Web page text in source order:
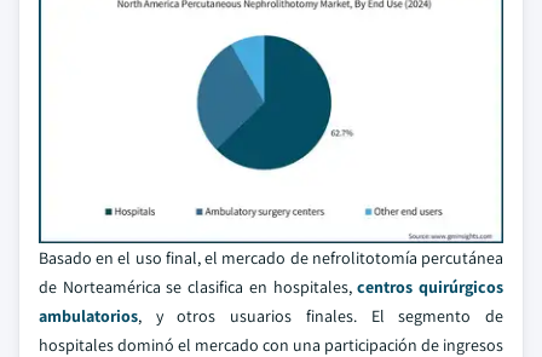
Basado en el uso final, el mercado de nefrolitotomía percutánea
de Norteamérica se clasifica en hospitales,centros quirúrgicos
ambulatorios, y otros usuarios finales. El segmento de
hospitales dominó el mercado con una participación de ingresos